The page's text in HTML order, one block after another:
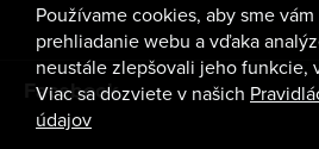
Používame cookies, aby sme
prehliadanie webu a vďaka
neustále zlepšovali jeho funkcie,
Viac sa dozviete v našich
údajov
Facebook